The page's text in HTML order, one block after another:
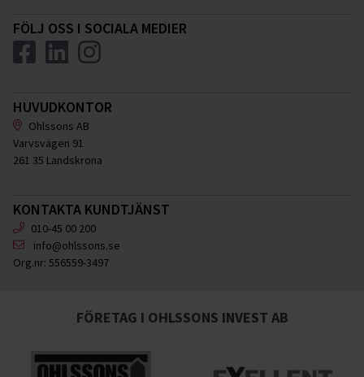
FÖLJ OSS I SOCIALA MEDIER
HUVUDKONTOR
Ohlssons AB
Varvsvägen 91
261 35 Landskrona
KONTAKTA KUNDTJÄNST
010-45 00 200
info@ohlssons.se
Org.nr: 556559-3497
FÖRETAG I OHLSSONS INVEST AB